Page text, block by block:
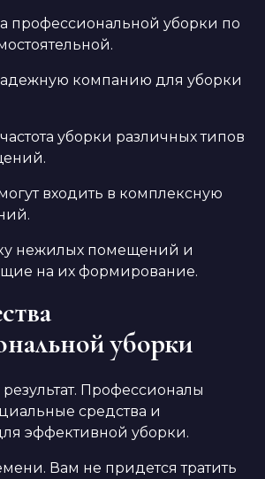
профессиональной уборки по
компанию для уборки
уборки различных типов
входить в комплексную
нежилых помещений и
на их формирование.
уборки
Профессионалы
средства и
эффективной уборки.
Вам не придется тратить